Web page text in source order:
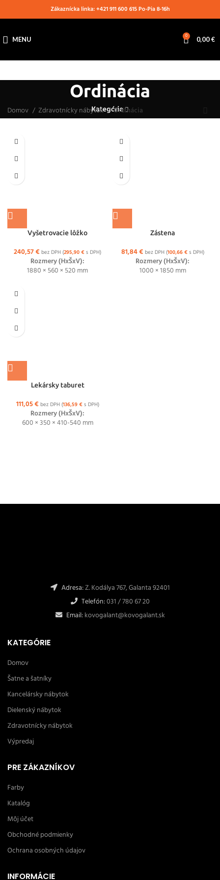
Zákaznícka linka: +421 911 600 615 Po-Pia 8-16h
MENU 0 0,00€
Ordinácia
Kategórie
Domov Zdravotnícky nábytok Ordinácia
Vyšetrovacie lôžko
240,57€ bez DPH (295,90€s DPH)
Rozmery (HxŠxV):
1880 × 560 × 520 mm
Zástena
81,84€ bez DPH (100,66€s DPH)
Rozmery (HxŠxV):
1000 × 1850 mm
Lekársky taburet
111,05€ bez DPH (136,59€s DPH)
Rozmery (HxŠxV):
600 × 350 × 410-540 mm
Adresa:Z. Kodálya 767, Galanta 92401
Telefón:031 / 780 67 20
Email:kovogalant@kovogalant.sk
KATEGÓRIE
Domov
Šatne a šatníky
Kancelársky nábytok
Dielenský nábytok
Zdravotnícky nábytok
Výpredaj
PRE ZÁKAZNÍKOV
Farby
Katalóg
Môj účet
Obchodné podmienky
Ochrana osobných údajov
INFORMÁCIE